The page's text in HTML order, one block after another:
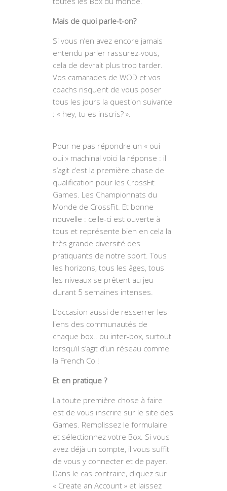
Mais de quoi parle-t-on?
Si vous n’en avez encore jamais
entendu parler rassurez-vous,
cela de devrait plus trop tarder.
Vos camarades de WOD et vos
coachs risquent de vous poser
tous les jours la question suivante
: « hey, tu es inscris? ».
Pour ne pas répondre un « oui
oui » machinal voici la réponse : il
s’agit c’est la première phase de
qualification pour les CrossFit
Games. Les Championnats du
Monde de CrossFit. Et bonne
nouvelle : celle-ci est ouverte à
tous et représente bien en cela la
très grande diversité des
pratiquants de notre sport. Tous
les horizons, tous les âges, tous
les niveaux se prêtent au jeu
durant 5 semaines intenses.
L’occasion aussi de resserrer les
liens des communautés de
chaque box.. ou inter-box, surtout
lorsqu’il s’agit d’un réseau comme
la French Co !
Et en pratique ?
La toute première chose à faire
est de vous inscrire sur le site des
Games . Remplissez le formulaire
et sélectionnez votre Box. Si vous
avez déjà un compte, il vous suffit
de vous y connecter et de payer.
Dans le cas contraire, cliquez sur
« Create an Account » et laissez